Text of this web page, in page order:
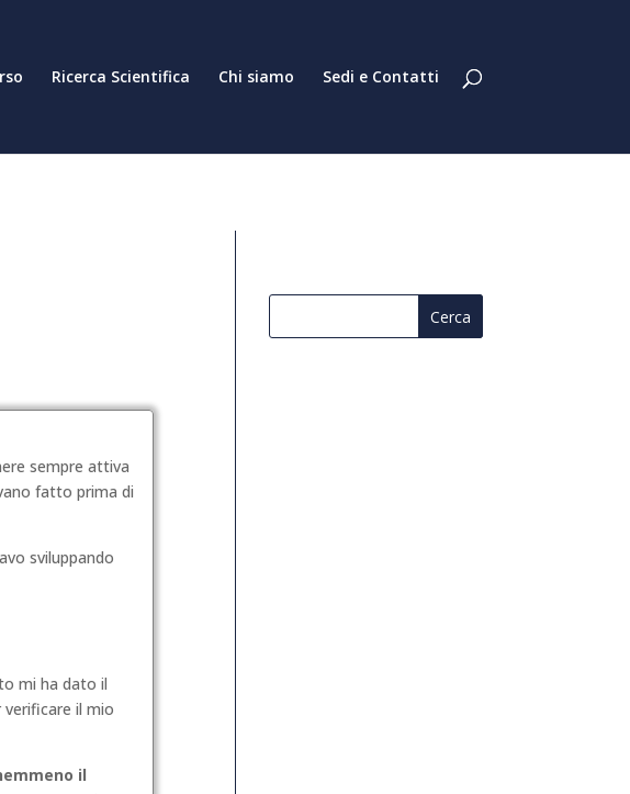
Ricerca Scientifica Chi siamo Sedi e Contatti
sempre attiva
fatto prima di
sviluppando
mi ha dato il
verificare il mio
il